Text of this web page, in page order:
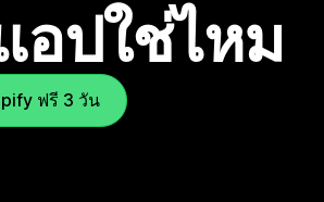
อปใช่ไหม
ฟรี 3 วัน